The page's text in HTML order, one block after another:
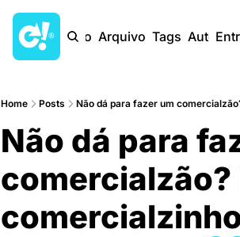
Início Arquivo Tags Autores
Home Posts Não dá para fazer um
Não dá para
comercialzão?